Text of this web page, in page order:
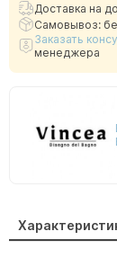
Доставка на
Самовывоз:
Заказать
менеджера